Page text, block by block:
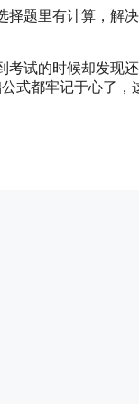
择题里有计算，解
考试的时候却发现
式都牢记于心了，